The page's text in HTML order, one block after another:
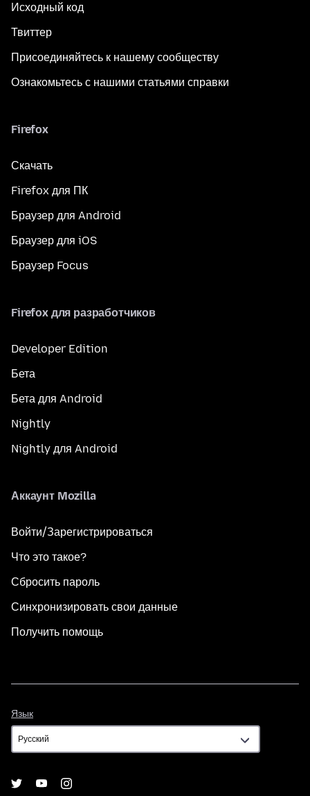
Исходный код
Твиттер
Присоединяйтесь к нашему сообществу
Ознакомьтесь с нашими статьями справки
Firefox
Скачать
Firefox для ПК
Браузер для Android
Браузер для iOS
Браузер Focus
Firefox для разработчиков
Developer Edition
Бета
Бета для Android
Nightly
Nightly для Android
Аккаунт Mozilla
Войти/Зарегистрироваться
Что это такое?
Сбросить пароль
Синхронизировать свои данные
Получить помощь
Язык